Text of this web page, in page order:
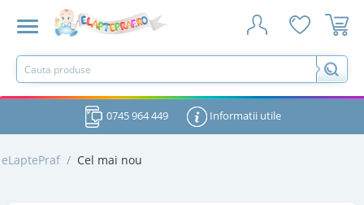
0745 964 449 Informatii utile
eLaptePraf / Cel mai nou